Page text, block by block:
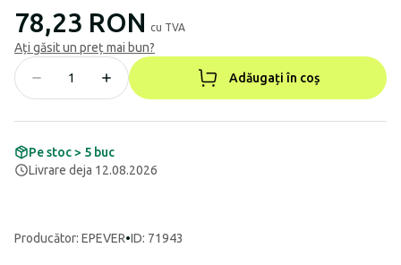
78,23 RON cu TVA
Ați găsit un preț mai bun?
Adăugați în coș
Pe stoc > 5 buc
Livrare deja 12.08.2026
Producător: EPEVER•ID: 71943